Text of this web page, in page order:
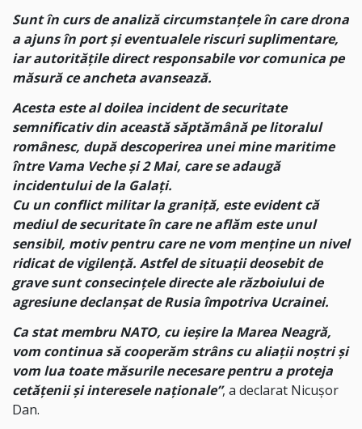
Sunt în curs de analiză circumstanțele în care drona
a ajuns în port și eventualele riscuri suplimentare,
iar autoritățile direct responsabile vor comunica pe
măsură ce ancheta avansează.
Acesta este al doilea incident de securitate
semnificativ din această săptămână pe litoralul
românesc, după descoperirea unei mine maritime
între Vama Veche și 2 Mai, care se adaugă
incidentului de la Galați.
Cu un conflict militar la graniță, este evident că
mediul de securitate în care ne aflăm este unul
sensibil, motiv pentru care ne vom menține un nivel
ridicat de vigilență. Astfel de situații deosebit de
grave sunt consecințele directe ale războiului de
agresiune declanșat de Rusia împotriva Ucrainei.
Ca stat membru NATO, cu ieșire la Marea Neagră,
vom continua să cooperăm strâns cu aliații noștri și
vom lua toate măsurile necesare pentru a proteja
cetățenii și interesele naționale”, a declarat Nicușor
Dan.